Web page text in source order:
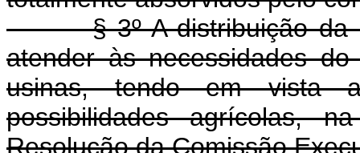
§ 3º A distribuição da
atender às necessidades
usinas, tendo em vista
possibilidades agrícolas,
Resolução da Comissão